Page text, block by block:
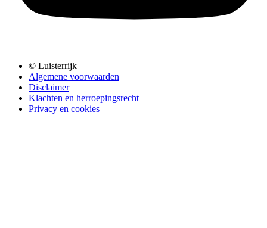
© Luisterrijk
Algemene voorwaarden
Disclaimer
Klachten en herroepingsrecht
Privacy en cookies